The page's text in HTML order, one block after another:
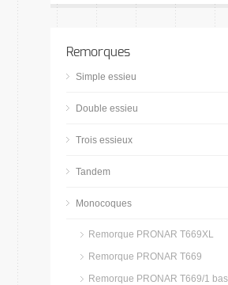
Remorques
Simple essieu
Double essieu
Trois essieux
Tandem
Monocoques
Remorque PRONAR T669XL
Remorque PRONAR T669
Remorque PRONAR T669/1